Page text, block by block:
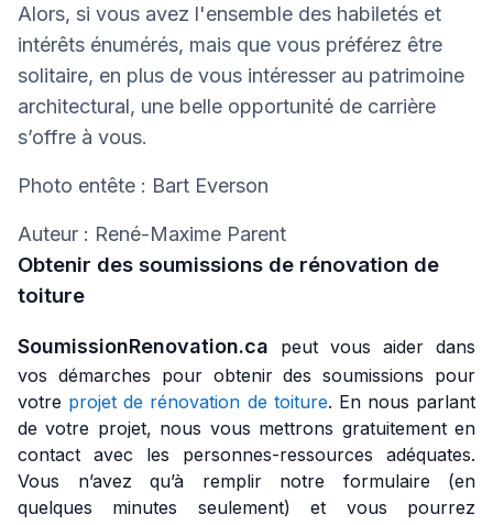
Alors, si vous avez l'ensemble des habiletés et
intérêts énumérés, mais que vous préférez être
solitaire, en plus de vous intéresser au patrimoine
architectural, une belle opportunité de carrière
s’offre à vous.
Photo entête : Bart Everson
Auteur : René-Maxime Parent
Obtenir des soumissions de rénovation de
toiture
SoumissionRenovation.ca peut vous aider dans
vos démarches pour obtenir des soumissions pour
votre projet de rénovation de toiture. En nous parlant
de votre projet, nous vous mettrons gratuitement en
contact avec les personnes-ressources adéquates.
Vous n’avez qu’à remplir notre formulaire (en
quelques minutes seulement) et vous pourrez